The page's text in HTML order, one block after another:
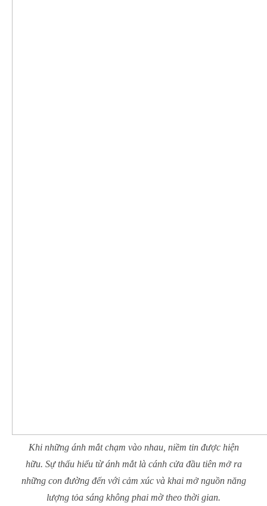
Khi những ánh mắt chạm vào nhau, niềm tin được hiện
hữu. Sự thấu hiểu từ ánh mắt là cánh cửa đầu tiên mở ra
những con đường đến với cảm xúc và khai mở nguồn năng
lượng tỏa sáng không phai mờ theo thời gian.